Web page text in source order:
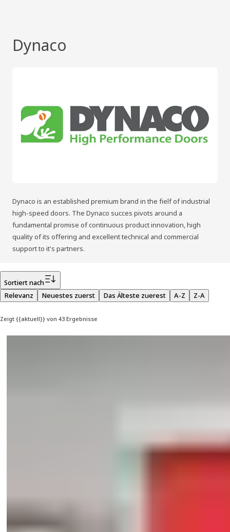
Dynaco
Dynaco is an established premium brand in the fielf of industrial
high-speed doors. The Dynaco succes pivots around a
fundamental promise of continuous product innovation, high
quality of its offering and excellent technical and commercial
support to it's partners.
Sortiert nach
Relevanz
Neuestes zuerst Das Älteste zuerest A-Z Z-A
Zeigt {{aktuell}} von 43 Ergebnisse